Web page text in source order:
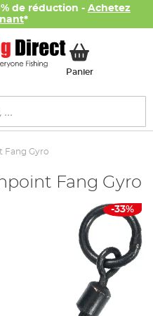
de réduction - Achetez
*
PanierMon panier
Fang Gyro
Fang Gyro
-33%